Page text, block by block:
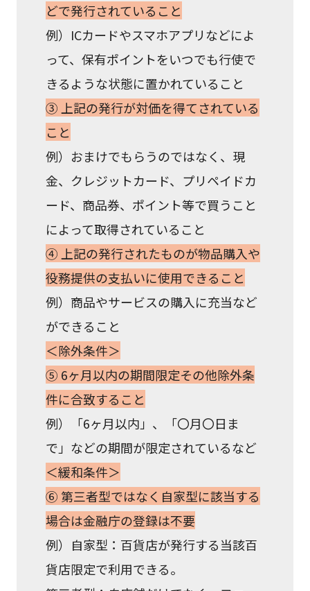
どで発行されていること
例）ICカードやスマホアプリなどによ
って、保有ポイントをいつでも行使で
きるような状態に置かれていること
③ 上記の発行が対価を得てされている
こと
例）おまけでもらうのではなく、現
金、クレジットカード、プリペイドカ
ード、商品券、ポイント等で買うこと
によって取得されていること
④ 上記の発行されたものが物品購入や
役務提供の支払いに使用できること
例）商品やサービスの購入に充当など
ができること
＜除外条件＞
⑤ 6ヶ月以内の期間限定その他除外条
件に合致すること
例）「6ヶ月以内」、「〇月〇日ま
で」などの期間が限定されているなど
＜緩和条件＞
⑥ 第三者型ではなく自家型に該当する
場合は金融庁の登録は不要
例）自家型：百貨店が発行する当該百
貨店限定で利用できる。